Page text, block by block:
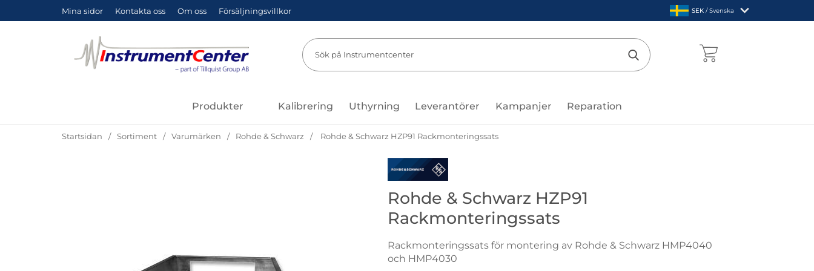
Mina sidor Kontakta oss Om oss Försäljningsvillkor Sverige
,SEK / Svenska
Sök
Genomför sökning
Produkter Kalibrering Uthyrning Leverantörer Kampanjer Reparation
Startsidan Sortiment Varumärken Rohde & Schwarz Rohde & Schwarz HZP91 Rackmonteringssats
Gå till varumärkessidan för Rohde & Schwarz
Rohde & Schwarz HZP91
Rackmonteringssats
Rackmonteringssats för montering av Rohde & Schwarz HMP4040
och HMP4030